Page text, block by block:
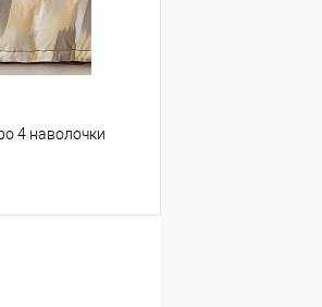
4 наволочки